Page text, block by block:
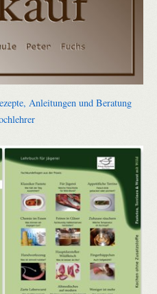
Anleitungen und Beratung